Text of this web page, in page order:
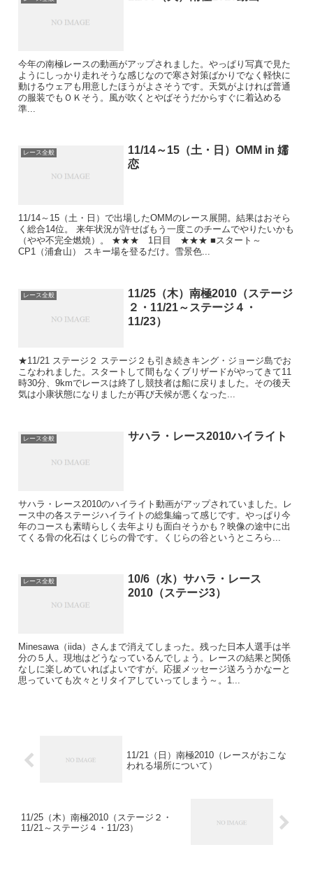
今年の南極レースの動画がアップされました。やっぱり写真で見た
ようにしっかり走れそうな感じなので寒さ対策ばかりでなく軽快に
動けるウェアも用意したほうがよさそうです。天気がよければ普通
の服装でもＯＫそう。風が吹くとやばそうだからすぐに着込める
準...
レース全般
11/14～15（土・日）OMM in 嬬
恋
11/14～15（土・日）で出場したOMMのレース展開。結果はおそら
く総合14位。 来年状況が許せばもう一度このチームでやりたいかも
（やや不完全燃焼）。 ★★★ 1日目 ★★★ ■スタート～
CP1（浦倉山） スキー場を登るだけ。雪景色...
レース全般
11/25（木）南極2010（ステージ
２・11/21～ステージ４・
11/23）
★11/21 ステージ２ ステージ２も引き続きキング・ジョージ島でお
こなわれました。スタートして間もなくブリザードがやってきて11
時30分、9kmでレースは終了し競技者は船に戻りました。その後天
気は小康状態になりましたが再び天候が悪くなった...
レース全般 サハラ・レース2010ハイライト
サハラ・レース2010のハイライト動画がアップされていました。レ
ース中の各ステージハイライトの総集編って感じです。やっぱり今
年のコースも素晴らしく去年よりも面白そうかも？映像の途中に出
てくる骨の化石はくじらの骨です。くじらの谷というところら...
レース全般
10/6（水）サハラ・レース
2010（ステージ3）
Minesawa（iida）さんまで消えてしまった。残った日本人選手は半
分の５人。現地はどうなっているんでしょう。レースの結果と関係
なしに楽しめていればよいですが。応援メッセージ送ろうかなーと
思っていても次々とリタイアしていってしまう～。1...
11/21（日）南極2010（レースがおこな
われる場所について）
11/25（木）南極2010（ステージ２・
11/21～ステージ４・11/23）